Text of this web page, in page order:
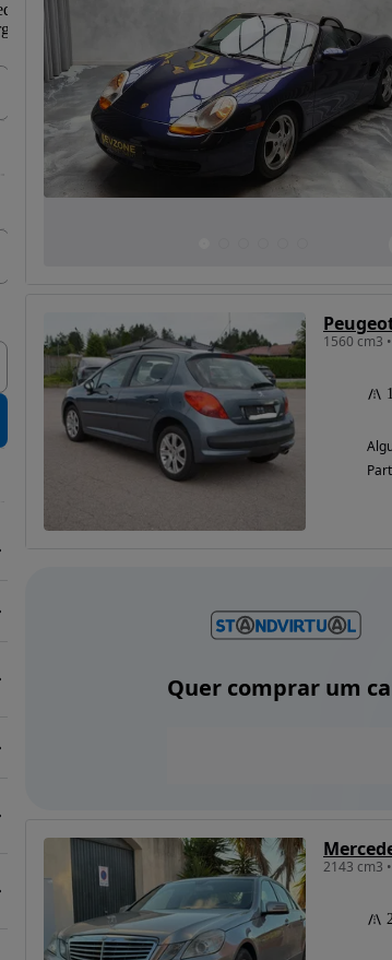
1560 cm3
Quer comprar um
2143 cm3